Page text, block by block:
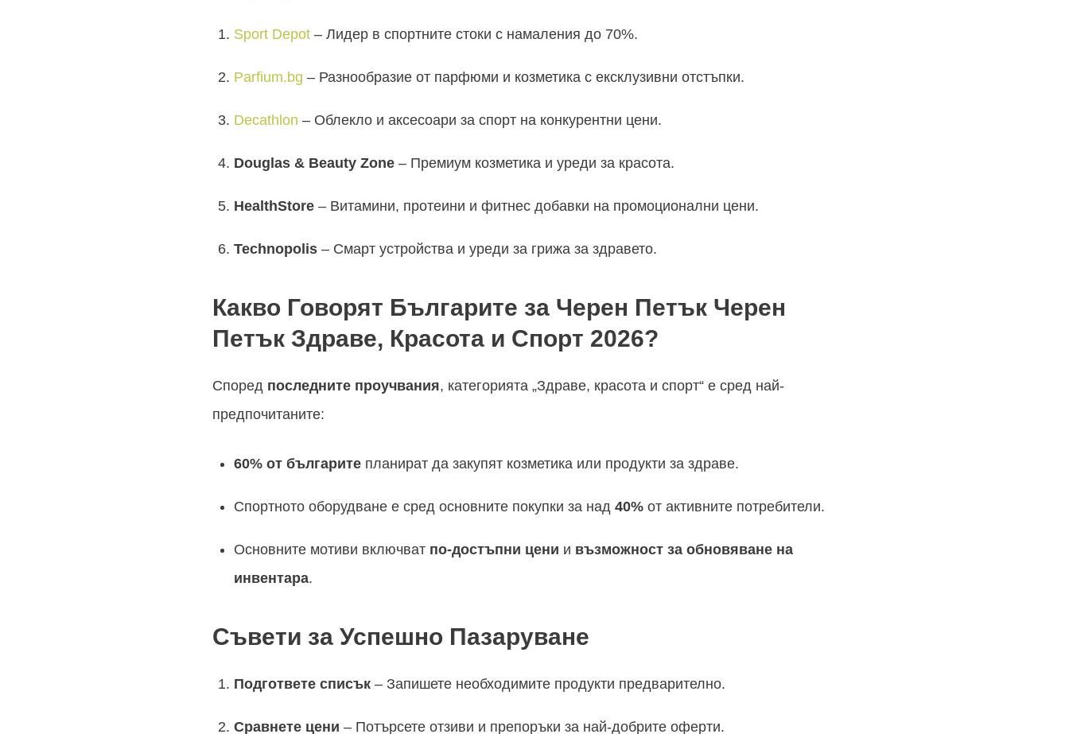
Sport Depot – Лидер в спортните стоки с намаления до 70%.
Parfium.bg – Разнообразие от парфюми и козметика с ексклузивни отстъпки.
Decathlon – Облекло и аксесоари за спорт на конкурентни цени.
Douglas & Beauty Zone – Премиум козметика и уреди за красота.
HealthStore – Витамини, протеини и фитнес добавки на промоционални цени.
Technopolis – Смарт устройства и уреди за грижа за здравето.
Какво Говорят Българите за Черен Петък Черен
Петък Здраве, Красота и Спорт 2026?
Според последните проучвания, категорията „Здраве, красота и спорт“ е сред най-
предпочитаните:
60% от българите планират да закупят козметика или продукти за здраве.
Спортното оборудване е сред основните покупки за над 40% от активните потребители.
Основните мотиви включват по-достъпни цени и възможност за обновяване на
инвентара.
Съвети за Успешно Пазаруване
Подгответе списък – Запишете необходимите продукти предварително.
Сравнете цени – Потърсете отзиви и препоръки за най-добрите оферти.